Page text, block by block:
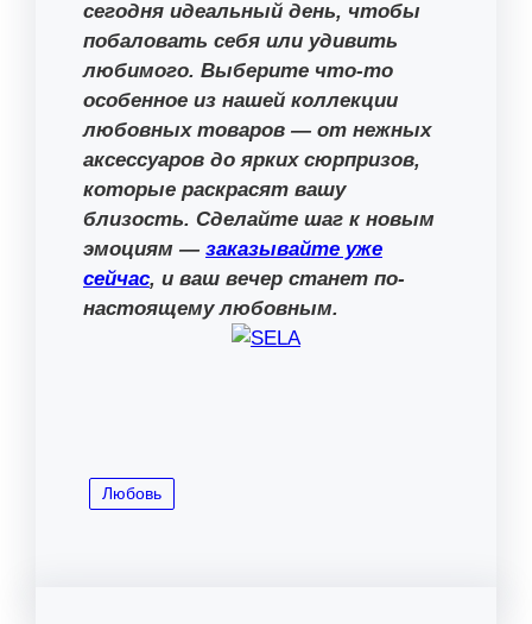
сегодня идеальный день, чтобы
побаловать себя или удивить
любимого. Выберите что-то
особенное из нашей коллекции
любовных товаров — от нежных
аксессуаров до ярких сюрпризов,
которые раскрасят вашу
близость. Сделайте шаг к новым
эмоциям — заказывайте уже
сейчас, и ваш вечер станет по-
настоящему любовным.
Любовь